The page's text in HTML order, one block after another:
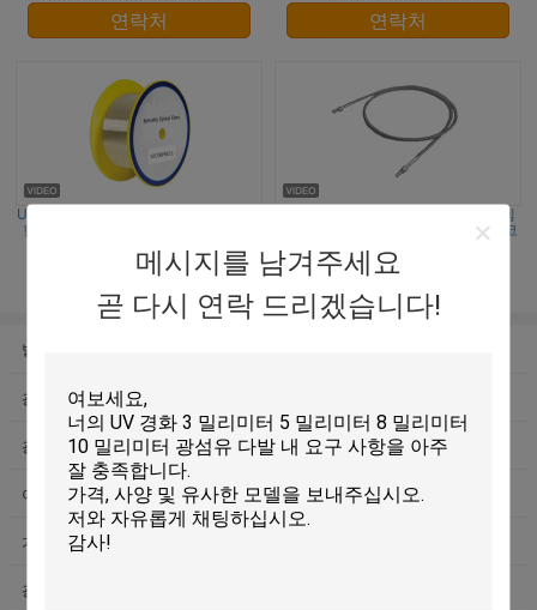
메시지를 남겨주세요
곧 다시 연락 드리겠습니다!
연락처
연락처
UV Optran PLu wf OPTRAN 매우 단단
한 중합체 입히는 섬유 플러스 실리카
연락처
군 의학 고출력 레이저 케이블 에스엠
에이 커넥터 200 um SMA905 패치 코
연락처
벌거벗은 광섬유
광섬유 변발
광섬유 패치 케이블 광섬유 트랜시버
이더네트 근거리 통신망 케이블 섬유 검사 도구
기업 안전 네트워크
광섬유 분대